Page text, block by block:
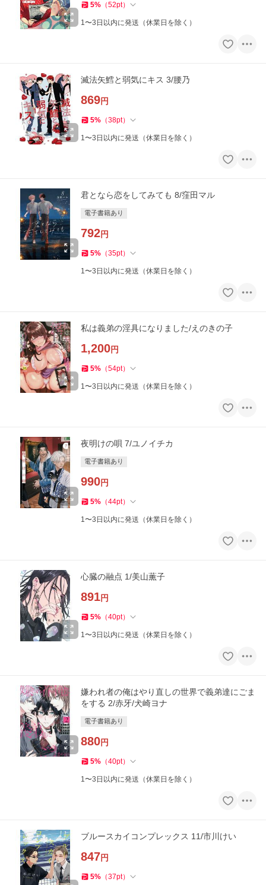
5% （52pt）
1〜3日以内に発送（休業日を除く）
滅法矢鱈と弱気にキス 3/腰乃
869円
5% （38pt）
1〜3日以内に発送（休業日を除く）
君となら恋をしてみても 8/窪田マル
電子書籍あり
792円
5% （35pt）
1〜3日以内に発送（休業日を除く）
私は義弟の淫具になりました/えのきの子
1,200円
5% （54pt）
1〜3日以内に発送（休業日を除く）
夜明けの唄 7/ユノイチカ
電子書籍あり
990円
5% （44pt）
1〜3日以内に発送（休業日を除く）
心臓の融点 1/美山薫子
891円
5% （40pt）
1〜3日以内に発送（休業日を除く）
嫌われ者の俺はやり直しの世界で義弟達にごま
をする 2/赤牙/犬崎ヨナ
電子書籍あり
880円
5% （40pt）
1〜3日以内に発送（休業日を除く）
ブルースカイコンプレックス 11/市川けい
847円
5% （37pt）